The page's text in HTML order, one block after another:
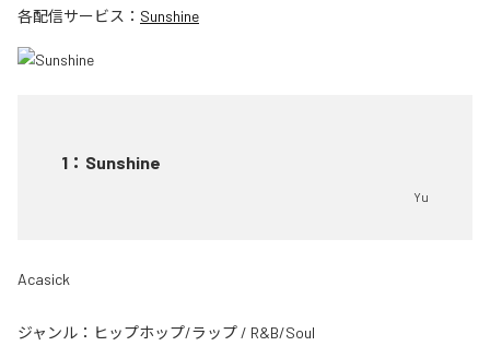
各配信サービス： Sunshine
1 ： Sunshine
Yu
Acasick
ジャンル： ヒップホップ/ラップ / R&B/Soul